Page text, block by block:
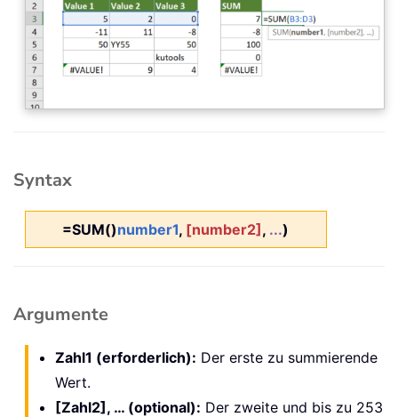
Syntax
=SUM()number1, [number2], ...)
Argumente
Zahl1 (erforderlich): Der erste zu summierende
Wert.
[Zahl2], … (optional): Der zweite und bis zu 253